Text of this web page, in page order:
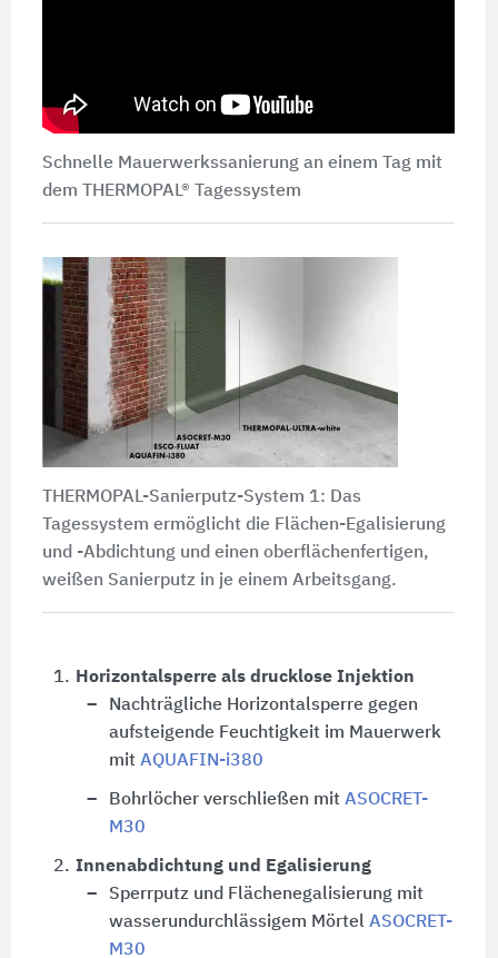
Schnelle Mauerwerkssanierung an einem Tag mit
dem THERMOPAL® Tagessystem
THERMOPAL-Sanierputz-System 1: Das
Tagessystem ermöglicht die Flächen-Egalisierung
und -Abdichtung und einen oberflächenfertigen,
weißen Sanierputz in je einem Arbeitsgang.
1. Horizontalsperre als drucklose Injektion
Nachträgliche Horizontalsperre gegen
aufsteigende Feuchtigkeit im Mauerwerk
mit AQUAFIN-i380
Bohrlöcher verschließen mit ASOCRET-
M30
2. Innenabdichtung und Egalisierung
Sperrputz und Flächenegalisierung mit
wasserundurchlässigem Mörtel ASOCRET-
M30